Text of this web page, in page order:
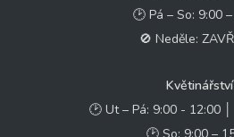
🕑 Pá – So: 9:00
🚫 Neděle:
Květinářství
🕑 Ut – Pá: 9:00 - 12:00